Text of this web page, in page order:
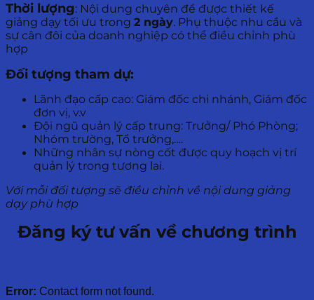
Thời lượng: Nội dung chuyên đề được thiết kế
giảng dạy tối ưu trong 2 ngày. Phụ thuộc nhu cầu và
sự cân đôi của doanh nghiệp có thể điều chỉnh phù
hợp
Đối tượng tham dự:
Lãnh đạo cấp cao: Giám đốc chi nhánh, Giám đốc
đơn vị, v.v
Đội ngũ quản lý cấp trung: Trưởng/ Phó Phòng;
Nhóm trường, Tổ trưởng,….
Những nhân sự nòng cốt được quy hoạch vị trí
quản lý trong tương lai.
Với mỗi đối tượng sẽ điều chỉnh về nội dung giảng
dạy phù hợp
Đăng ký tư vấn về chương trình
Error: Contact form not found.